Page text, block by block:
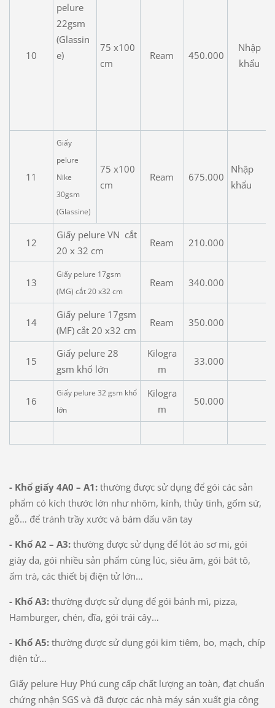
10
pelure
22gsm
(Glassin
e)
75 x100
cm
Ream 450.000
Nhập
khẩu
11
Giấy
pelure
Nike
30gsm
(Glassine)
75 x100
cm
Ream 675.000
Nhập
khẩu
12
Giấy pelure VN cắt
20 x 32 cm
Ream 210.000
13
Giấy pelure 17gsm
(MG) cắt 20 x32 cm
Ream 340.000
14
Giấy pelure 17gsm
(MF) cắt 20 x32 cm
Ream 350.000
15
Giấy pelure 28
gsm khổ lớn
Kilogra
m
33.000
16
Giấy pelure 32 gsm khổ
lớn
Kilogra
m
50.000
- Khổ giấy 4A0 – A1:thường được sử dụng để gói các sản
phẩm có kích thước lớn như nhôm, kính, thủy tinh, gốm sứ,
gỗ… để tránh trầy xước và bám dấu vân tay
- Khổ A2 – A3:thường được sử dụng để lót áo sơ mi, gói
giày da, gói nhiều sản phẩm cùng lúc, siêu âm, gói bát tô,
ấm trà, các thiết bị điện tử lớn…
- Khổ A3:thường được sử dụng để gói bánh mì, pizza,
Hamburger, chén, đĩa, gói trái cây…
- Khổ A5:thường được sử dụng gói kim tiêm, bo, mạch, chíp
điện tử…
Giấy pelure Huy Phú cung cấp chất lượng an toàn, đạt chuẩn
chứng nhận SGS và đã được các nhà máy sản xuất gia công